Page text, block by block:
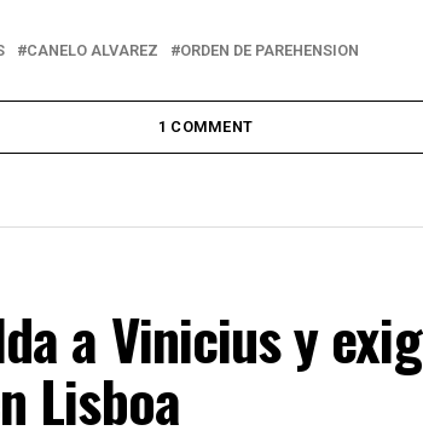
CANELO ALVAREZ ORDEN DE PAREHENSION
1 COMMENT
a Vinicius y
Lisboa